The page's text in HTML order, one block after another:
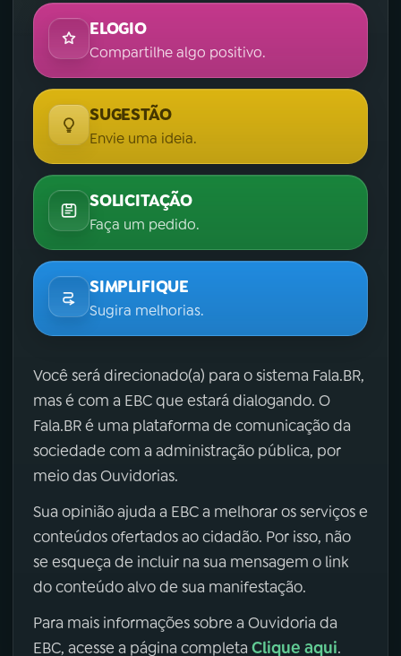
ELOGIO
Compartilhe algo positivo.
SUGESTÃO
Envie uma ideia.
SOLICITAÇÃO
Faça um pedido.
SIMPLIFIQUE
Sugira melhorias.
Você será direcionado(a) para o sistema Fala.BR,
mas é com a EBC que estará dialogando. O
Fala.BR é uma plataforma de comunicação da
sociedade com a administração pública, por
meio das Ouvidorias.
Sua opinião ajuda a EBC a melhorar os serviços e
conteúdos ofertados ao cidadão. Por isso, não
se esqueça de incluir na sua mensagem o link
do conteúdo alvo de sua manifestação.
Para mais informações sobre a Ouvidoria da
EBC, acesse a página completa Clique aqui.